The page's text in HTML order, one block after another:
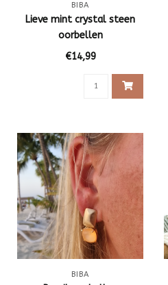
BIBA
Lieve mint crystal steen
oorbellen
€14,99
BIBA